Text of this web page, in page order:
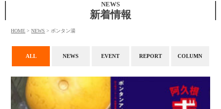
NEWS
新着情報
HOME >NEWS > ボンタン湯
ALL NEWS EVENT REPORT COLUMN